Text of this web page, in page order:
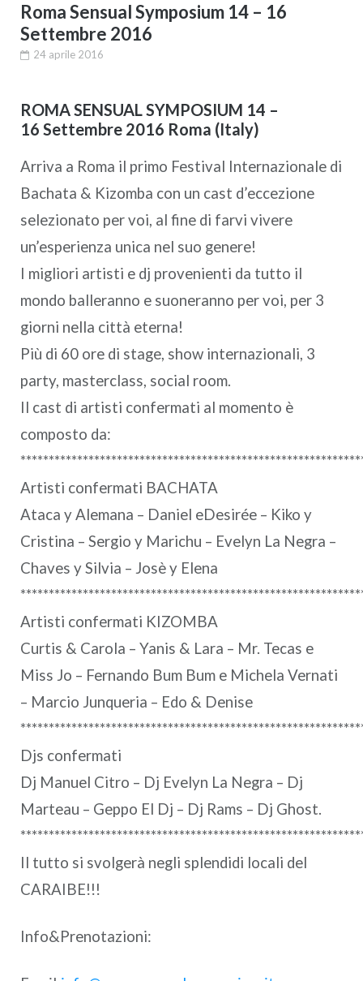
Roma Sensual Symposium 14 – 16
Settembre 2016
24 aprile 2016
ROMA SENSUAL SYMPOSIUM 14 –
16 Settembre 2016 Roma (Italy)
Arriva a Roma il primo Festival Internazionale di
Bachata & Kizomba con un cast d’eccezione
selezionato per voi, al fine di farvi vivere
un’esperienza unica nel suo genere!
I migliori artisti e dj provenienti da tutto il
mondo balleranno e suoneranno per voi, per 3
giorni nella città eterna!
Più di 60 ore di stage, show internazionali, 3
party, masterclass, social room.
Il cast di artisti confermati al momento è
composto da:
Artisti confermati BACHATA
Ataca y Alemana – Daniel eDesirée – Kiko y
Cristina – Sergio y Marichu – Evelyn La Negra –
Chaves y Silvia – Josè y Elena
Artisti confermati KIZOMBA
Curtis & Carola – Yanis & Lara – Mr. Tecas e
Miss Jo – Fernando Bum Bum e Michela Vernati
– Marcio Junqueria – Edo & Denise
Djs confermati
Dj Manuel Citro – Dj Evelyn La Negra – Dj
Marteau – Geppo El Dj – Dj Rams – Dj Ghost.
Il tutto si svolgerà negli splendidi locali del
CARAIBE!!!
Info&Prenotazioni: